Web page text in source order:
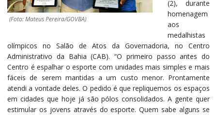
(Foto: Mateus Pereira/GOVBA)
(2), durante
homenagem
aos
medalhistas
olímpicos no Salão de Atos da Governadoria, no Centro
Administrativo da Bahia (CAB). “O primeiro passo antes do
Centro é espalhar o esporte com unidades mais simples e mais
fáceis de serem mantidas a um custo menor. Prontamente
atendi a vontade deles. O pedido é que repliquemos os espaços
em cidades que hoje já são pólos consolidados. A gente quer
estimular os jovens através do esporte. Quem sabe alguns se